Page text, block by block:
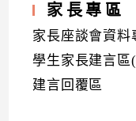
家長專區
家長座談會資料
學生家長建言區
建言回覆區